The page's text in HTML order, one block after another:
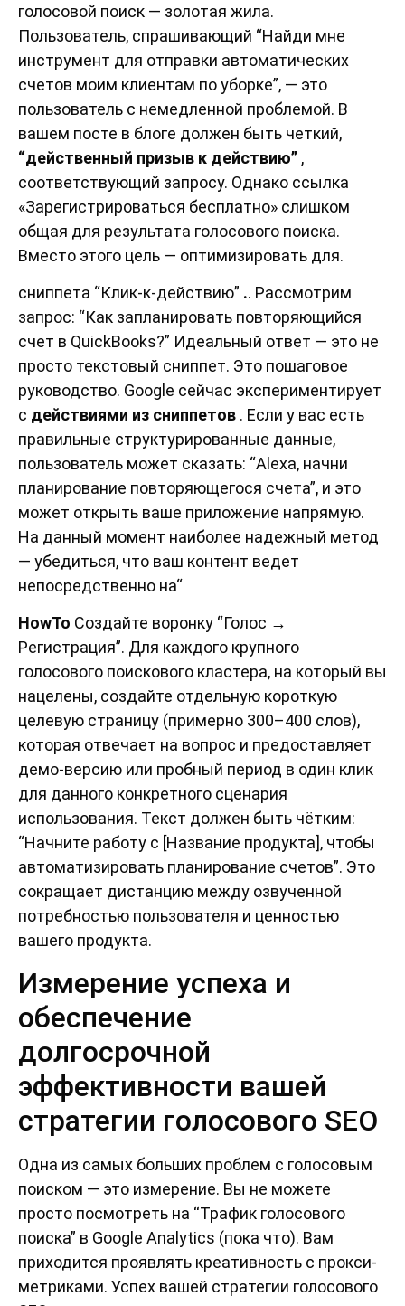
голосовой поиск — золотая жила.
Пользователь, спрашивающий “Найди мне
инструмент для отправки автоматических
счетов моим клиентам по уборке”, — это
пользователь с немедленной проблемой. В
вашем посте в блоге должен быть четкий,
“действенный призыв к действию” ,
соответствующий запросу. Однако ссылка
«Зарегистрироваться бесплатно» слишком
общая для результата голосового поиска.
Вместо этого цель — оптимизировать для.
сниппета “Клик-к-действию” .. Рассмотрим
запрос: “Как запланировать повторяющийся
счет в QuickBooks?” Идеальный ответ — это не
просто текстовый сниппет. Это пошаговое
руководство. Google сейчас экспериментирует
с действиями из сниппетов . Если у вас есть
правильные структурированные данные,
пользователь может сказать: “Alexa, начни
планирование повторяющегося счета”, и это
может открыть ваше приложение напрямую.
На данный момент наиболее надежный метод
— убедиться, что ваш контент ведет
непосредственно на“
HowTo Создайте воронку “Голос →
Регистрация”. Для каждого крупного
голосового поискового кластера, на который вы
нацелены, создайте отдельную короткую
целевую страницу (примерно 300–400 слов),
которая отвечает на вопрос и предоставляет
демо-версию или пробный период в один клик
для данного конкретного сценария
использования. Текст должен быть чётким:
“Начните работу с [Название продукта], чтобы
автоматизировать планирование счетов”. Это
сокращает дистанцию между озвученной
потребностью пользователя и ценностью
вашего продукта.
Измерение успеха и
обеспечение
долгосрочной
эффективности вашей
стратегии голосового SEO
Одна из самых больших проблем с голосовым
поиском — это измерение. Вы не можете
просто посмотреть на “Трафик голосового
поиска” в Google Analytics (пока что). Вам
приходится проявлять креативность с прокси-
метриками. Успех вашей стратегии голосового